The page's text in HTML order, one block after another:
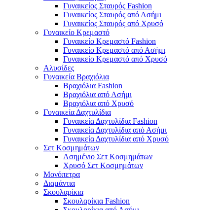
Γυναικείος Σταυρός Fashion
Γυναικείος Σταυρός από Ασήμι
Γυναικείος Σταυρός από Χρυσό
Γυναικείο Κρεμαστό
Γυναικείο Κρεμαστό Fashion
Γυναικείο Κρεμαστό από Ασήμι
Γυναικείο Κρεμαστό από Χρυσό
Αλυσίδες
Γυναικεία Βραχιόλια
Βραχιόλια Fashion
Βραχιόλια από Ασήμι
Βραχιόλια από Χρυσό
Γυναικεία Δαχτυλίδια
Γυναικεία Δαχτυλίδια Fashion
Γυναικεία Δαχτυλίδια από Ασήμι
Γυναικεία Δαχτυλίδια από Χρυσό
Σετ Κοσμημάτων
Ασημένιο Σετ Κοσμημάτων
Χρυσό Σετ Κοσμημάτων
Μονόπετρα
Διαμάντια
Σκουλαρίκια
Σκουλαρίκια Fashion